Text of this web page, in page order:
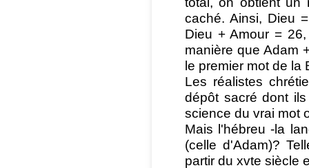
caché. Ainsi, Dieu
Dieu + Amour =
manière que Adam
le premier mot de la
Les réalistes
dépôt sacré dont
science du vrai mot
Mais l'hébreu -la
(celle d'Adam)?
partir du xvte siècle